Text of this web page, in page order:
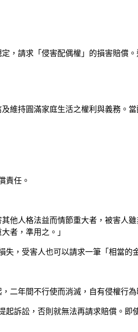
，請求「侵害配偶權」的損害賠償
維持圓滿家庭生活之權利與義務。
責任。
他人格法益而情節重大者，被害人
者，準用之。」
，受害人也可以請求一筆「相當
二年間不行使而消滅，自有侵權行為
起訴訟，否則就無法再請求賠償。即